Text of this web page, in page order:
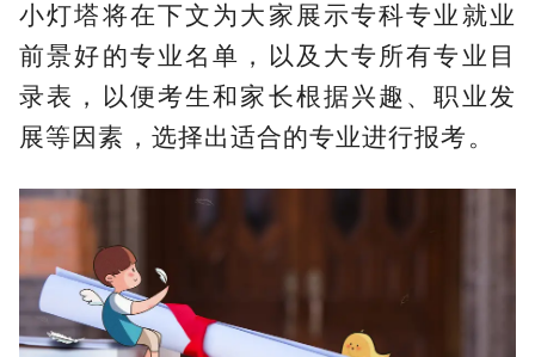
小灯塔将在下文为大家展示专科专业就业
前景好的专业名单，以及大专所有专业目
录表，以便考生和家长根据兴趣、职业发
展等因素，选择出适合的专业进行报考。